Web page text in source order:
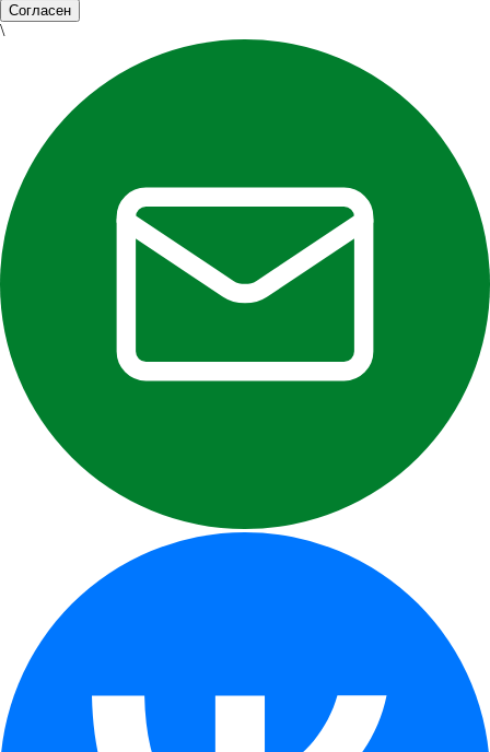
Согласен
\